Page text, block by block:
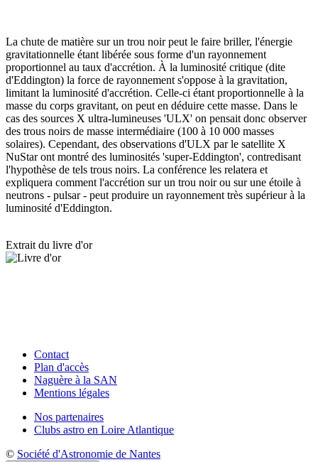
La chute de matière sur un trou noir peut le faire briller, l'énergie
gravitationnelle étant libérée sous forme d'un rayonnement
proportionnel au taux d'accrétion. À la luminosité critique (dite
d'Eddington) la force de rayonnement s'oppose à la gravitation,
limitant la luminosité d'accrétion. Celle-ci étant proportionnelle à la
masse du corps gravitant, on peut en déduire cette masse. Dans le
cas des sources X ultra-lumineuses 'ULX' on pensait donc observer
des trous noirs de masse intermédiaire (100 à 10 000 masses
solaires). Cependant, des observations d'ULX par le satellite X
NuStar ont montré des luminosités 'super-Eddington', contredisant
l'hypothèse de tels trous noirs. La conférence les relatera et
expliquera comment l'accrétion sur un trou noir ou sur une étoile à
neutrons - pulsar - peut produire un rayonnement très supérieur à la
luminosité d'Eddington.
Extrait du livre d'or
Contact
Plan d'accès
Naguère à la SAN
Mentions légales
Nos partenaires
Clubs astro en Loire Atlantique
© Société d'Astronomie de Nantes